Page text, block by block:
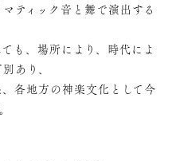
ティック音と舞で演出する
も、場所により、時代によ
あり、
各地方の神楽文化として今